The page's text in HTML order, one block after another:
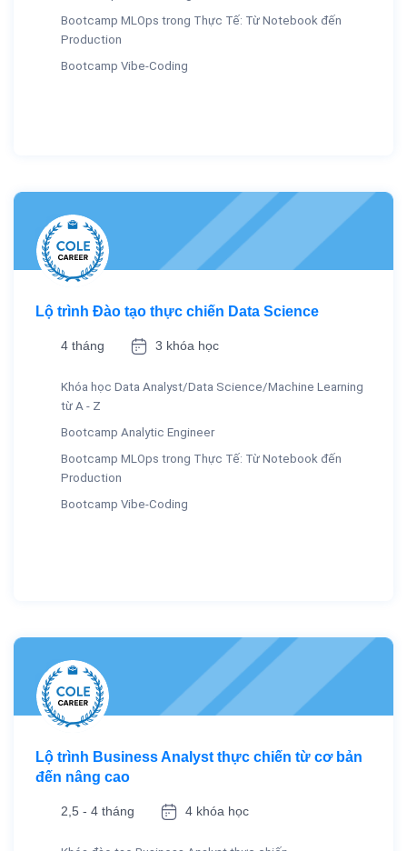
Bootcamp MLOps trong Thực Tế: Từ Notebook đến
Production
Bootcamp Vibe-Coding
Lộ trình Đào tạo thực chiến Data Science
4 tháng 3 khóa học
Khóa học Data Analyst/Data Science/Machine Learning
từ A - Z
Bootcamp Analytic Engineer
Bootcamp MLOps trong Thực Tế: Từ Notebook đến
Production
Bootcamp Vibe-Coding
Lộ trình Business Analyst thực chiến từ cơ bản
đến nâng cao
2,5 - 4 tháng 4 khóa học